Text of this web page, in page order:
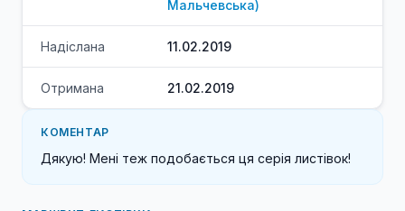
Мальчевська)
Надіслана 11.02.2019
Отримана 21.02.2019
КОМЕНТАР
Дякую! Мені теж подобається ця серія листівок!